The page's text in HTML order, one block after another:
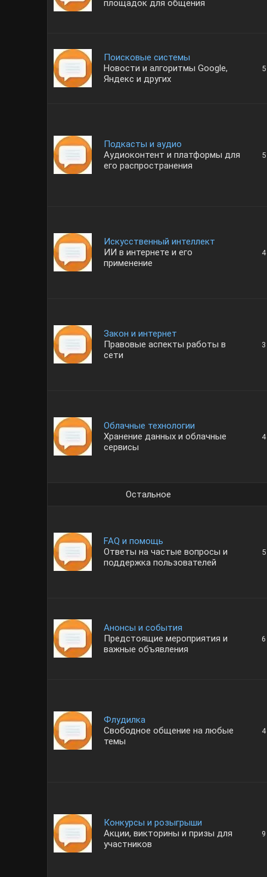
площадок для общения
Поисковые системы
Новости и алгоритмы Google,
Яндекс и других
5
Подкасты и аудио
Аудиоконтент и платформы для
его распространения
5
Искусственный интеллект
ИИ в интернете и его
применение
4
Закон и интернет
Правовые аспекты работы в
сети
3
Облачные технологии
Хранение данных и облачные
сервисы
4
Остальное
FAQ и помощь
Ответы на частые вопросы и
поддержка пользователей
5
Анонсы и события
Предстоящие мероприятия и
важные объявления
6
Флудилка
Свободное общение на любые
темы
4
Конкурсы и розыгрыши
Акции, викторины и призы для
участников
9